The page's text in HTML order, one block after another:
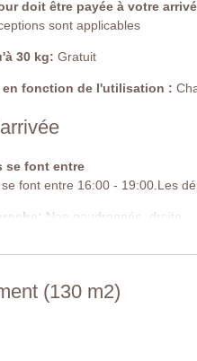
attenante
lavabo, bidet, toilettes.
à débordement chauffable
mètres
mètre
roman
au sel
longues, pergola
villa: 3 mètres
demande préalable
doit être payée à votre
sont applicables
30 kg: Gratuit
en fonction de l'utilisation :
se font entre
font entre 16:00 - 19:00.Les
Non goudronnée, droite
(130 m2)